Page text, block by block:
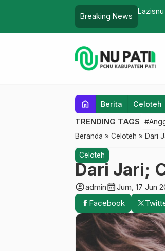
Breaking News
home Berita Celoteh
TRENDING TAGS
Beranda » Celoteh » Dari
Celoteh
Dari Jari;
account_circleadmincalendar_monthJum, 17 Jun
Facebook